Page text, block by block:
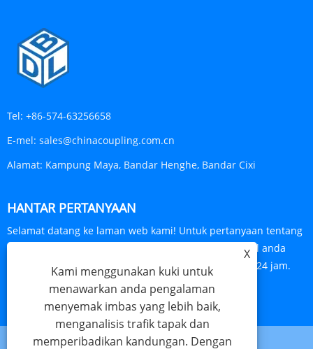
Tel: +86-574-63256658
E-mel: sales@chinacoupling.com.cn
Alamat: Kampung Maya, Bandar Henghe, Bandar Cixi
HANTAR PERTANYAAN
Selamat datang ke laman web kami! Untuk pertanyaan tentang
produk atau senarai harga kami, sila tinggalkan e-mel anda
kepada kami dan kami akan berhubung dalam masa 24 jam.
PERTANYAAN SEKARANG
X
Kami menggunakan kuki untuk
menawarkan anda pengalaman
menyemak imbas yang lebih baik,
menganalisis trafik tapak dan
memperibadikan kandungan. Dengan